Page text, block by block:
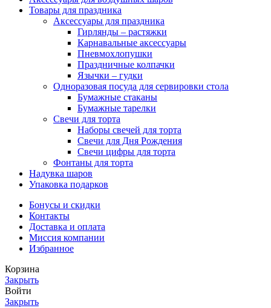
Товары для праздника
Аксессуары для праздника
Гирлянды – растяжки
Карнавальные аксессуары
Пневмохлопушки
Праздничные колпачки
Язычки – гудки
Одноразовая посуда для сервировки стола
Бумажные стаканы
Бумажные тарелки
Свечи для торта
Наборы свечей для торта
Свечи для Дня Рождения
Свечи цифры для торта
Фонтаны для торта
Надувка шаров
Упаковка подарков
Бонусы и скидки
Контакты
Доставка и оплата
Миссия компании
Избранное
Корзина
Закрыть
Войти
Закрыть